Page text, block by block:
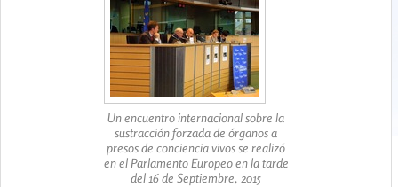
Un encuentro internacional sobre la
sustracción forzada de órganos a
presos de conciencia vivos se realizó
en el Parlamento Europeo en la tarde
del 16 de Septiembre, 2015